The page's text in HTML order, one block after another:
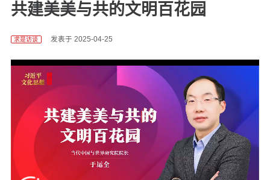
共建美美与共的文明百花园
求是访谈 发表于 2025-04-25